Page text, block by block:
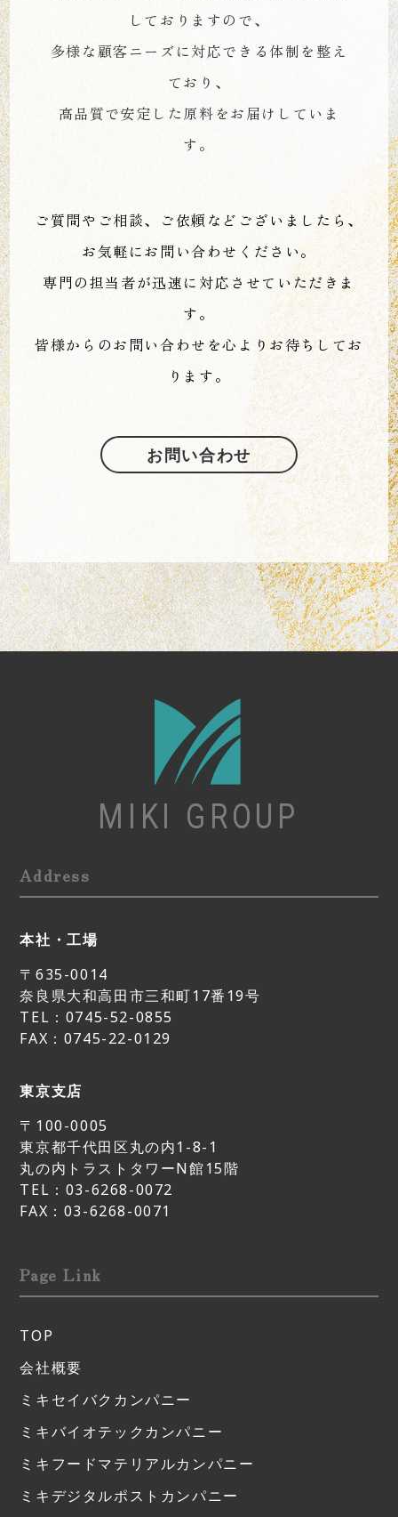
しておりますので、
多様な顧客ニーズに対応できる体制を整え
ており、
高品質で安定した原料をお届けしていま
す。
ご質問やご相談、ご依頼などございましたら、
お気軽にお問い合わせください。
専門の担当者が迅速に対応させていただきま
す。
皆様からのお問い合わせを心よりお待ちしてお
ります。
お問い合わせ
MIKI GROUP
Address
本社・工場
〒635-0014
奈良県大和高田市三和町17番19号
TEL：0745-52-0855
FAX：0745-22-0129
東京支店
〒100-0005
東京都千代田区丸の内1-8-1
丸の内トラストタワーN館15階
TEL：03-6268-0072
FAX：03-6268-0071
Page Link
TOP
会社概要
ミキセイバクカンパニー
ミキバイオテックカンパニー
ミキフードマテリアルカンパニー
ミキデジタルポストカンパニー